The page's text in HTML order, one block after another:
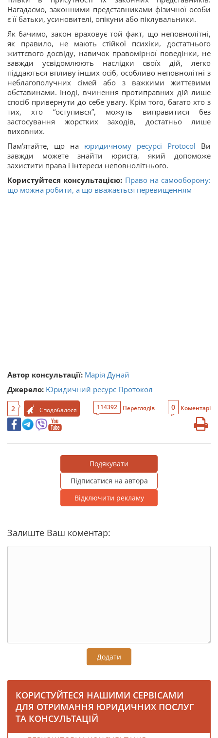
Нагадаємо, законними представниками фізичної особи
є її батьки, усиновителі, опікуни або піклувальники.
Як бачимо, закон враховує той факт, що неповнолітні,
як правило, не мають стійкої психіки, достатнього
життєвого досвіду, навичок правомірної поведінки, не
завжди усвідомлюють наслідки своїх дій, легко
піддаються впливу інших осіб, особливо неповнолітні з
неблагополучних сімей або з важкими життєвими
обставинами. Іноді, вчинення протиправних дій лише
спосіб привернути до себе увагу. Крім того, багато хто з
тих, хто “оступився”, можуть виправитися без
застосування жорстких заходів, достатньо лише
виховних.
Пам'ятайте, що на юридичному ресурсі Protocol Ви
завжди можете знайти юриста, який допоможе
захистити права і інтереси неповнолітнього.
Користуйтеся консультацією: Право на самооборону:
що можна робити, а що вважається перевищенням
Автор консультації: Марія Дунай
Джерело: Юридичний ресурс Протокол
2 Сподобалося 114392 Переглядів 0 Коментарі
Подякувати
Підписатися на автора
Відключити рекламу
Залиште Ваш коментар:
Додати
КОРИСТУЙТЕСЯ НАШИМИ СЕРВІСАМИ
ДЛЯ ОТРИМАННЯ ЮРИДИЧНИХ ПОСЛУГ
ТА КОНСУЛЬТАЦІЙ